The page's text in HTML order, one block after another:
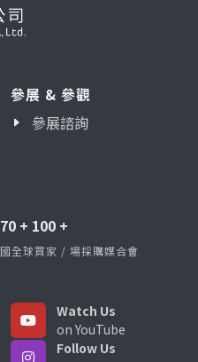
參展 & 參觀
參展諮詢
70 + 100 +
國全球買家 / 場採購媒合會
Watch Us
on YouTube
Follow Us